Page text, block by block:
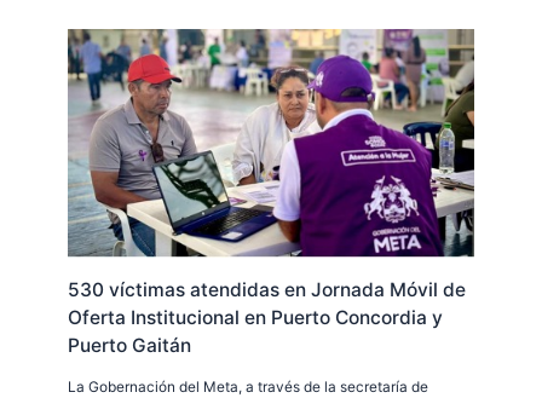
530 víctimas atendidas en Jornada Móvil de
Oferta Institucional en Puerto Concordia y
Puerto Gaitán
La Gobernación del Meta, a través de la secretaría de